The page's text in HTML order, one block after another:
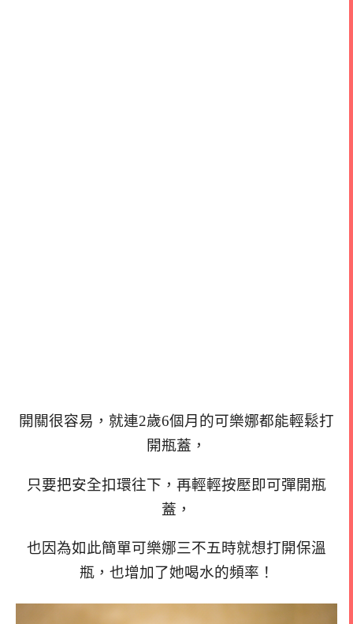
開關很容易，就連2歲6個月的可樂娜都能輕鬆打
開瓶蓋，
只要把安全扣環往下，再輕輕按壓即可彈開瓶
蓋，
也因為如此簡單可樂娜三不五時就想打開保溫
瓶，也增加了她喝水的頻率！